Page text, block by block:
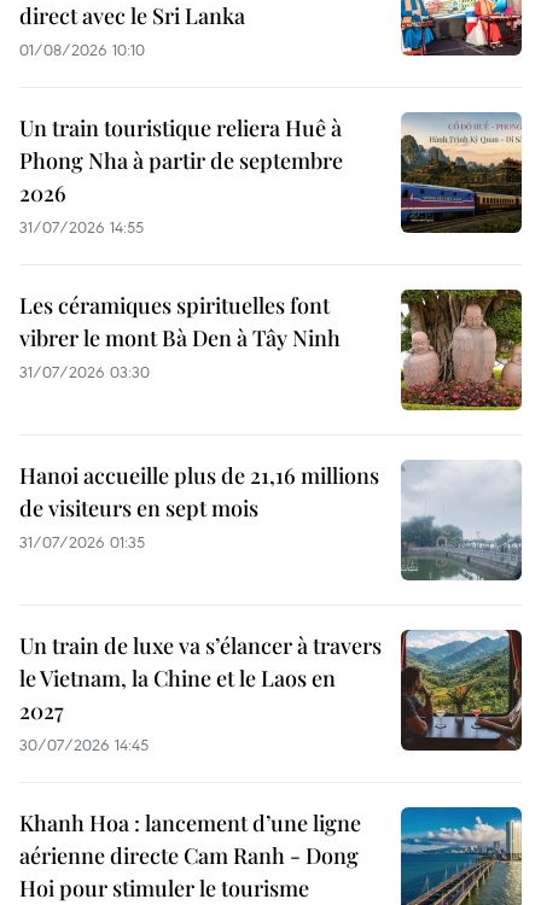
direct avec le Sri Lanka
01/08/2026 10:10
Un train touristique reliera Huê à
Phong Nha à partir de septembre
2026
31/07/2026 14:55
Les céramiques spirituelles font
vibrer le mont Bà Den à Tây Ninh
31/07/2026 03:30
Hanoi accueille plus de 21,16 millions
de visiteurs en sept mois ​
31/07/2026 01:35
Un train de luxe va s’élancer à travers
le Vietnam, la Chine et le Laos en
2027
30/07/2026 14:45
Khanh Hoa : lancement d’une ligne
aérienne directe Cam Ranh - Dong
Hoi pour stimuler le tourisme